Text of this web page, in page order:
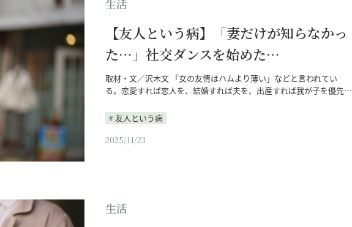
生活
【友人という病】「妻だけが知らなかっ
た…」社交ダンスを始めた…
取材・文／沢木文 「女の友情はハムより薄い」などと言われてい
る。恋愛すれば恋人を、結婚すれば夫を、出産すれば我が子を優先…
友人という病
2025/11/23
生活